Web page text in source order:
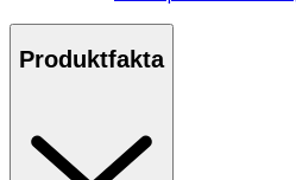
Produktfakta